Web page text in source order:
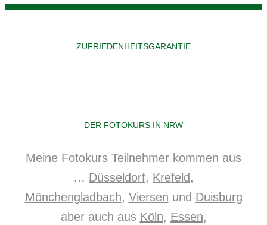
ZUFRIEDENHEITSGARANTIE
DER FOTOKURS IN NRW
Meine Fotokurs Teilnehmer kommen aus
… Düsseldorf, Krefeld ,
Mönchengladbach, Viersen und Duisburg
aber auch aus Köln, Essen,